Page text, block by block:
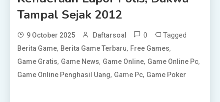
Tampal Sejak 2012
9 October 2025 Daftarsoal 0 Tagged
Berita Game, Berita Game Terbaru, Free Games,
Game Gratis, Game News, Game Online, Game Online Pc,
Game Online Penghasil Uang, Game Pc, Game Poker